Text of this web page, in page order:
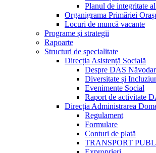
Planul de integritate
Organigrama Primăriei
Locuri de muncă vacante
Programe și strategii
Rapoarte
Structuri de specialitate
Direcția Asistență Socială
Despre DAS
Diversitate și
Evenimente Social
Raport de activitate
Direcția Administrarea
Regulament
Formulare
Conturi de plată
TRANSPORT